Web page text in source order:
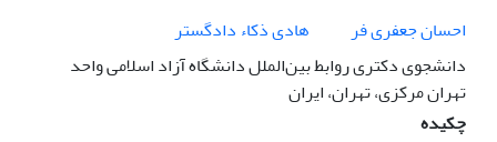
احسان جعفری فر
هادی ذکاء دادگستر
دانشجوی دکتری روابط بین‌الملل دانشگاه آزاد اسلامی واحد
تهران مرکزی، تهران، ایران
چکیده